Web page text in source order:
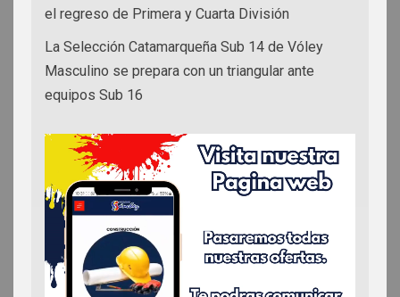
el regreso de Primera y Cuarta División
La Selección Catamarqueña Sub 14 de Vóley
Masculino se prepara con un triangular ante
equipos Sub 16